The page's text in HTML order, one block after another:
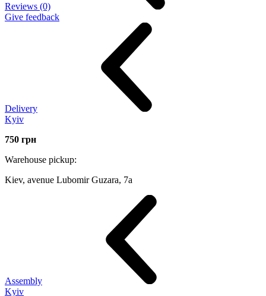
Reviews (0)
Give feedback
Delivery
Kyiv
750 грн
Warehouse pickup:
Kiev, avenue Lubomir Guzara, 7а
Assembly
Kyiv